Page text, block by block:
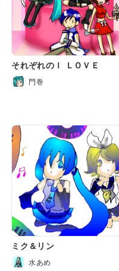
それぞれのＩ ＬＯＶＥ
門巻
ミク＆リン
水あめ